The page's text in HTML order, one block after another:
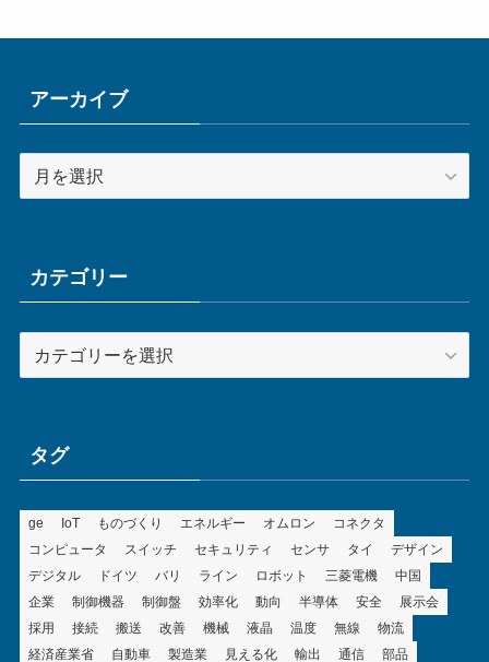
アーカイブ
ー
ブカテゴリー
テ
ータグ
ge IoT ものづくり エネルギー オムロン
コネクタ
コンピュータ
スイッチ セキュリティ センサ タイ
デザイン
デジタル
ドイツ バリ ライン ロボット 三菱電機
中国
企業
制御機器 制御盤 効率化 動向 半導体 安全
展示会
採用
接続 搬送 改善 機械 液晶 温度 無線
物流
経済産業省
自動車 製造業 見える化 輸出 通信 部品